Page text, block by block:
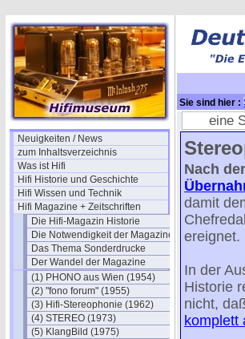
Neuigkeiten / News
zum Inhaltsverzeichnis
Was ist Hifi
Hifi Historie und Geschichte
Hifi Wissen und Technik
Hifi Magazine + Zeitschriften
Die Hifi-Magazin Historie
Die Notwendigkeit der Magazine
Das Thema Sonderdrucke
Der Wandel der Magazine
(1) PHONO aus Wien (1954)
(2) "fono forum" (1955)
(3) Hifi-Stereophonie (1962)
(4) STEREO (1973)
(5) KlangBild (1975)
Sie sind hier :
eine
Nach
damit
ereignet.
In der
Historie
nicht,
komplett